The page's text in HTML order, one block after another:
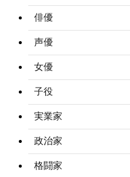
俳優
声優
女優
子役
実業家
政治家
格闘家